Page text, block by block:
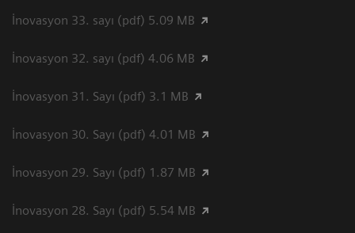
İnovasyon 33. sayı (pdf) 5.09 MB
İnovasyon 32. sayı (pdf) 4.06 MB
İnovasyon 31. Sayı (pdf) 3.1 MB
İnovasyon 30. Sayı (pdf) 4.01 MB
İnovasyon 29. Sayı (pdf) 1.87 MB
İnovasyon 28. Sayı (pdf) 5.54 MB